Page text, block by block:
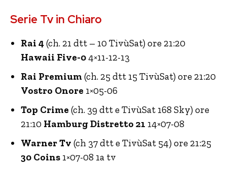
Serie Tv in Chiaro
Rai 4(ch. 21 dtt – 10 TivùSat) ore 21:20
Hawaii Five-04×11-12-13
Rai Premium(ch. 25 dtt 15 TivùSat) ore 21:20
Vostro Onore 1×05-06
Top Crime (ch. 39 dtt e TivùSat 168 Sky) ore
21:10 Hamburg Distretto 21 14×07-08
Warner Tv (ch 37 dtt e TivùSat 54) ore 21:25
30 Coins 1×07-08 1a tv